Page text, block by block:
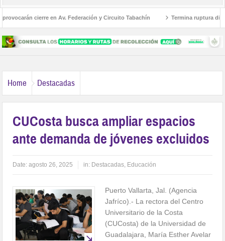
cierre en Av. Federación y Circuito Tabachín Termina ruptura
robo a Karely Ruiz
Home Destacadas
CUCosta busca ampliar espacios
ante demanda de jóvenes excluidos
Date:agosto 26, 2025 in: Destacadas, Educación
Puerto Vallarta, Jal. (Agencia
Jafríco).- La rectora del Centro
Universitario de la Costa
(CUCosta) de la Universidad de
Guadalajara, María Esther Avelar